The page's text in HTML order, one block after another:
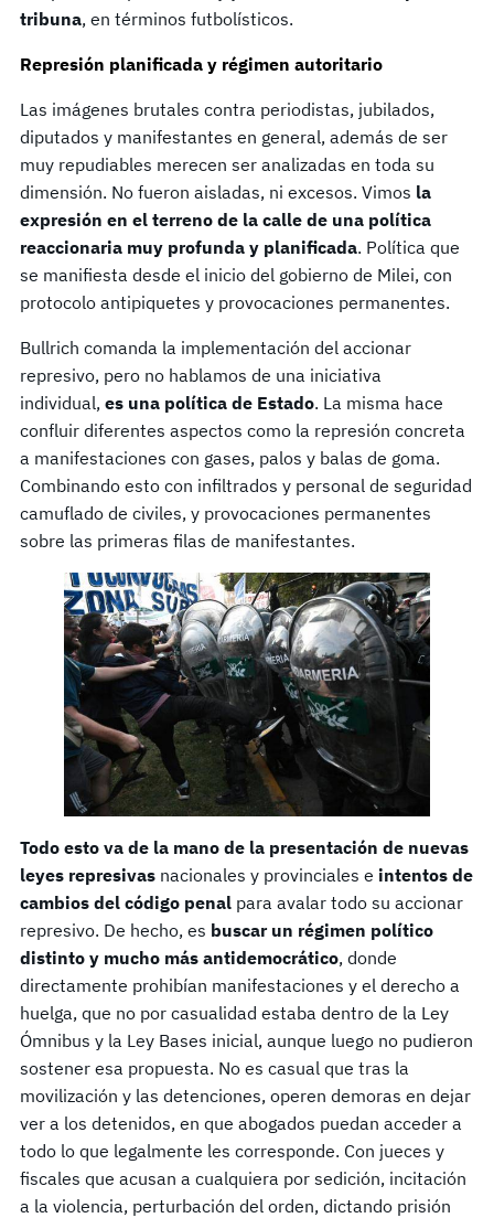
tribuna, en términos futbolísticos.
Represión planificada y régimen autoritario
Las imágenes brutales contra periodistas, jubilados,
diputados y manifestantes en general, además de ser
muy repudiables merecen ser analizadas en toda su
dimensión. No fueron aisladas, ni excesos. Vimos la
expresión en el terreno de la calle de una política
reaccionaria muy profunda y planificada. Política que
se manifiesta desde el inicio del gobierno de Milei, con
protocolo antipiquetes y provocaciones permanentes.
Bullrich comanda la implementación del accionar
represivo, pero no hablamos de una iniciativa
individual, es una política de Estado. La misma hace
confluir diferentes aspectos como la represión concreta
a manifestaciones con gases, palos y balas de goma.
Combinando esto con infiltrados y personal de seguridad
camuflado de civiles, y provocaciones permanentes
sobre las primeras filas de manifestantes.
Todo esto va de la mano de la presentación de nuevas
leyes represivas nacionales y provinciales e intentos de
cambios del código penal para avalar todo su accionar
represivo. De hecho, es buscar un régimen político
distinto y mucho más antidemocrático, donde
directamente prohibían manifestaciones y el derecho a
huelga, que no por casualidad estaba dentro de la Ley
Ómnibus y la Ley Bases inicial, aunque luego no pudieron
sostener esa propuesta. No es casual que tras la
movilización y las detenciones, operen demoras en dejar
ver a los detenidos, en que abogados puedan acceder a
todo lo que legalmente les corresponde. Con jueces y
fiscales que acusan a cualquiera por sedición, incitación
a la violencia, perturbación del orden, dictando prisión